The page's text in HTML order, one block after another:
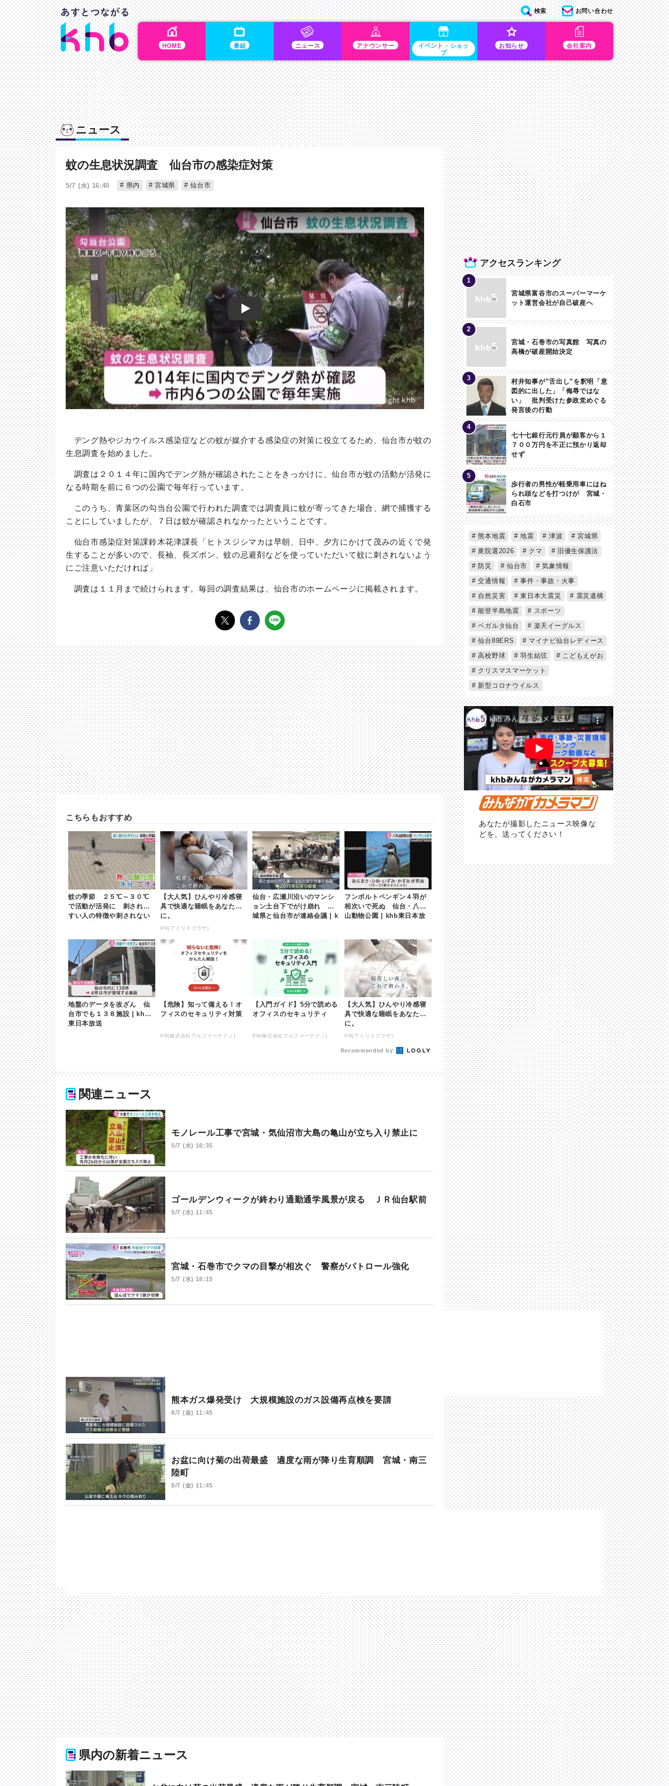
HOME 番組 ニュース アナウンサー イベント・ショッ
プ
お知らせ 会社案内
検索 お問い合わせ
ニュース
蚊の生息状況調査 仙台市の感染症対策
5/7 (水) 16:40 県内 宮城県 仙台市
Play
デング熱やジカウイルス感染症などの蚊が媒介する感染症の対策に役立てるため、仙台市が蚊の
生息調査を始めました。
調査は２０１４年に国内でデング熱が確認されたことをきっかけに、仙台市が蚊の活動が活発に
なる時期を前に６つの公園で毎年行っています。
このうち、青葉区の勾当台公園で行われた調査では調査員に蚊が寄ってきた場合、網で捕獲する
ことにしていましたが、７日は蚊が確認されなかったということです。
仙台市感染症対策課鈴木花津課長「ヒトスジシマカは早朝、日中、夕方にかけて茂みの近くで発
生することが多いので、長袖、長ズボン、蚊の忌避剤などを使っていただいて蚊に刺されないよう
にご注意いただければ」
調査は１１月まで続けられます。毎回の調査結果は、仙台市のホームページに掲載されます。
こちらもおすすめ
蚊の季節 ２５℃～３０℃
で活動が活発に 刺されや
すい人の特徴や刺されない
【大人気】ひんやり冷感寝
具で快適な睡眠をあなた
に。
PR(アイリスプラザ)
仙台・広瀬川沿いのマンシ
ョン土台下でがけ崩れ 宮
城県と仙台市が連絡会議 | k
フンボルトペンギン４羽が
相次いで死ぬ 仙台・八木
山動物公園 | khb東日本放
地盤のデータを改ざん 仙
台市でも１３８施設 | khb
東日本放送
【危険】知って備える！オ
フィスのセキュリティ対策
PR(株式会社アルファーテクノ)
【入門ガイド】5分で読める
オフィスのセキュリティ
PR(株式会社アルファーテクノ)
【大人気】ひんやり冷感寝
具で快適な睡眠をあなた
に。
PR(アイリスプラザ)
Recommended by
関連ニュース
モノレール工事で宮城・気仙沼市大島の亀山が立ち入り禁止に
5/7 (水) 16:35
ゴールデンウィークが終わり通勤通学風景が戻る ＪＲ仙台駅前
5/7 (水) 11:45
宮城・石巻市でクマの目撃が相次ぐ 警察がパトロール強化
5/7 (水) 18:15
熊本ガス爆発受け 大規模施設のガス設備再点検を要請
8/7 (金) 11:45
お盆に向け菊の出荷最盛 適度な雨が降り生育順調 宮城・南三
陸町
8/7 (金) 11:45
県内の新着ニュース
アクセスランキング
宮城県富谷市のスーパーマーケ
ット運営会社が自己破産へ
宮城・石巻市の写真館 写真の
高橋が破産開始決定
村井知事が”舌出し”を釈明「意
図的に出した」「侮辱ではな
い」 批判受けた参政党めぐる
発言後の行動
七十七銀行元行員が顧客から１
７００万円を不正に預かり返却
せず
歩行者の男性が軽乗用車にはね
られ頭などを打つけが 宮城・
白石市
熊本地震 地震 津波
宮城県
衆院選2026
クマ
旧優生保護法
防災
仙台市
気象情報
交通情報
事件・事故・火事
自然災害
東日本大震災
震災遺構
能登半島地震
スポーツ
ベガルタ仙台
楽天イーグルス
仙台89ERS
マイナビ仙台レディース
高校野球
羽生結弦
こどもえがお
クリスマスマーケット
新型コロナウイルス
あなたが撮影したニュース映像な
どを、送ってください！